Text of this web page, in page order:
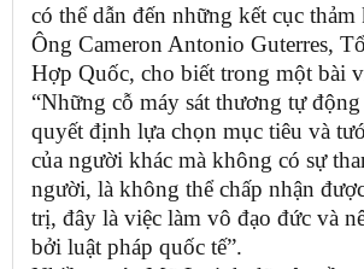
có thể dẫn đến những kết cục thảm
Ông Cameron Antonio Guterres,
Hợp Quốc, cho biết trong một bài
“Những cỗ máy sát thương tự
quyết định lựa chọn mục tiêu và
của người khác mà không có sự
người, là không thể chấp nhận
trị, đây là việc làm vô đạo đức và
bởi luật pháp quốc tế”.